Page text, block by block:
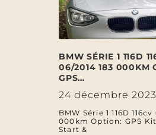
BMW SÉRIE 1 116D
06/2014 183 000KM
GPS…
24 décembre 2023
BMW Série 1 116D
000km Option: GPS
Start &